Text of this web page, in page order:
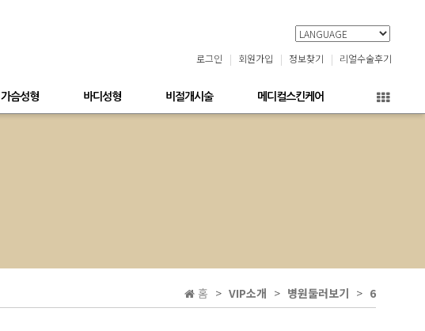
로그인 회원가입 정보찾기 리얼수술후기
가슴성형 바디성형 비절개시술 메디컬스킨케어
홈 VIP소개 병원둘러보기 6